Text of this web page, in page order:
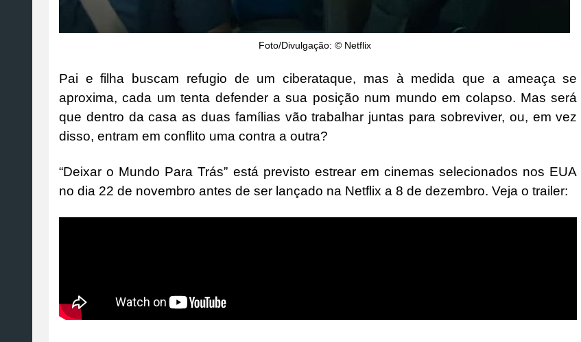
Foto/Divulgação: © Netflix
Pai e filha buscam refugio de um ciberataque, mas à medida que a ameaça se
aproxima, cada um tenta defender a sua posição num mundo em colapso. Mas será
que dentro da casa as duas famílias vão trabalhar juntas para sobreviver, ou, em vez
disso, entram em conflito uma contra a outra?
“Deixar o Mundo Para Trás” está previsto estrear em cinemas selecionados nos EUA
no dia 22 de novembro antes de ser lançado na Netflix a 8 de dezembro. Veja o trailer: